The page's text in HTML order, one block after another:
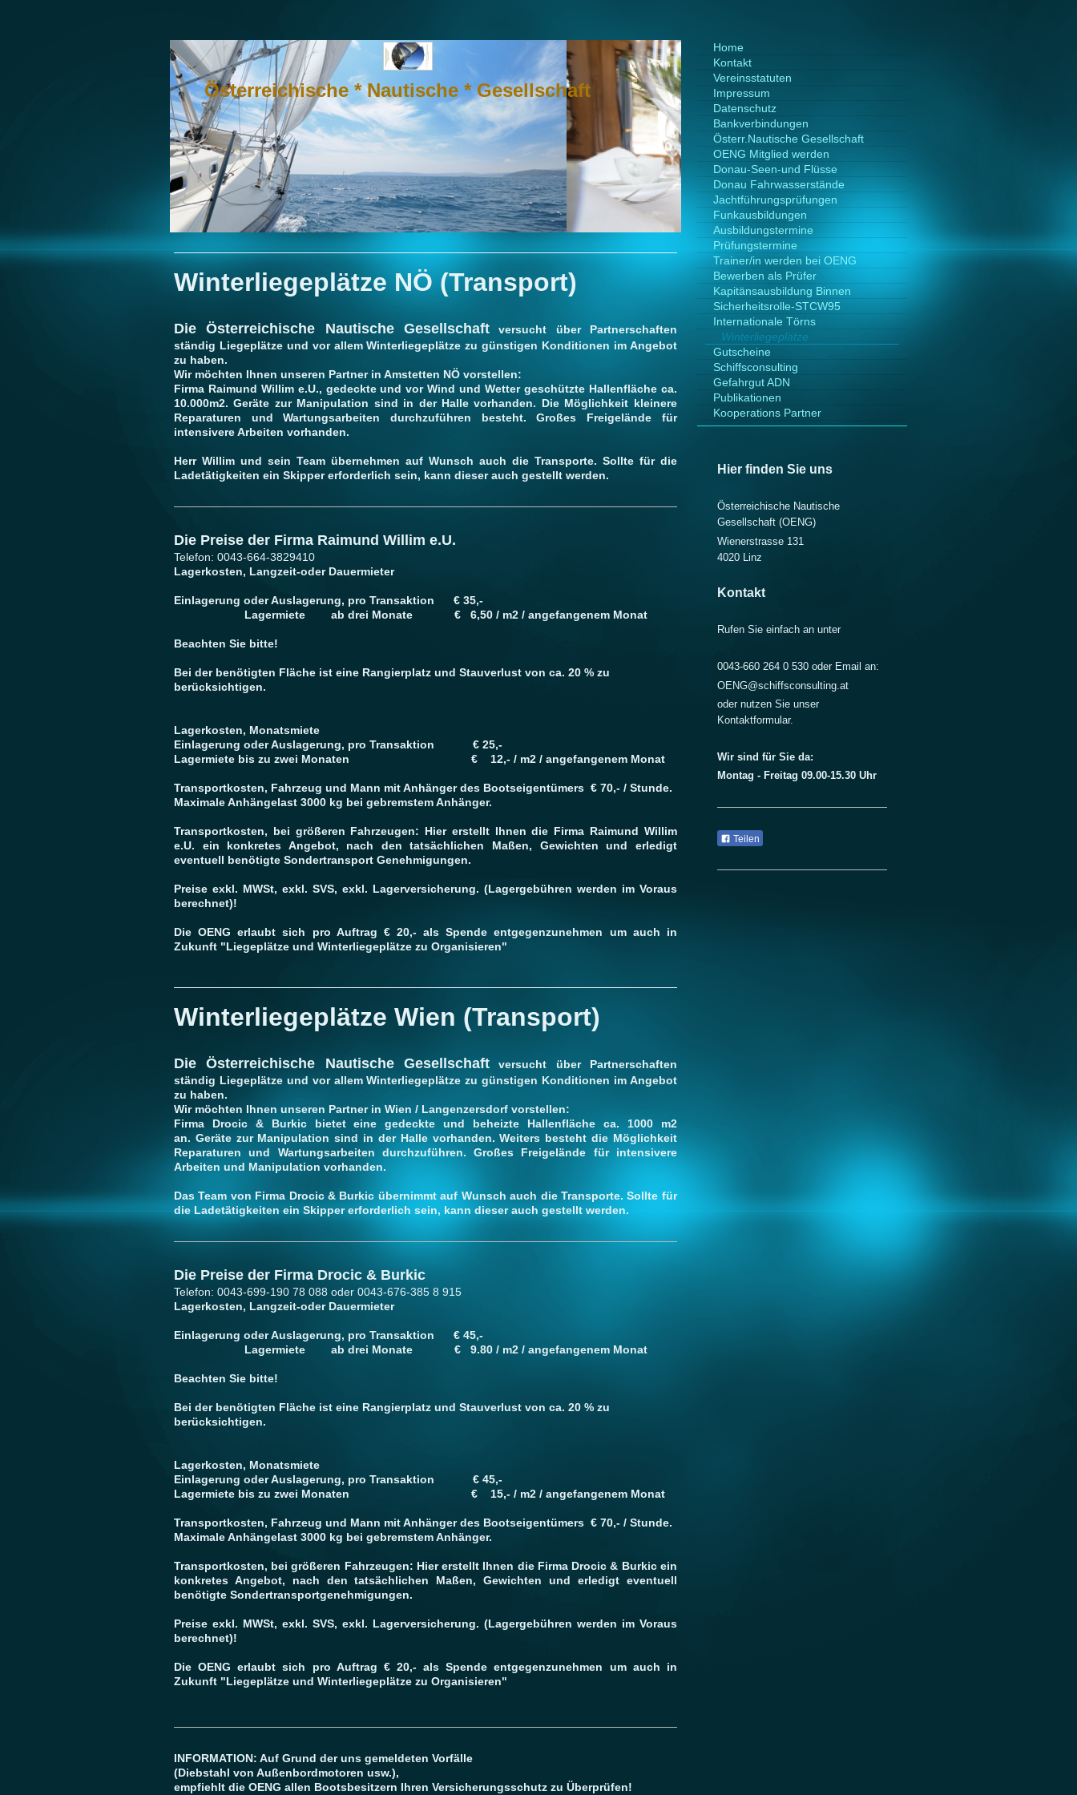
Österreichische * Nautische * Gesellschaft
Winterliegeplätze NÖ (Transport)
Die Österreichische Nautische Gesellschaftversucht über Partnerschaften
ständig Liegeplätze und vor allem Winterliegeplätze zu günstigen Konditionen im Angebot
zu haben.
Wir möchten Ihnen unseren Partner in Amstetten NÖ vorstellen:
Firma Raimund Willim e.U., gedeckte und vor Wind und Wetter geschützte Hallenfläche ca.
10.000m2. Geräte zur Manipulation sind in der Halle vorhanden. Die Möglichkeit kleinere
Reparaturen und Wartungsarbeiten durchzuführen besteht. Großes Freigelände für
intensivere Arbeiten vorhanden.
Herr Willim und sein Team übernehmen auf Wunsch auch die Transporte. Sollte für die
Ladetätigkeiten ein Skipper erforderlich sein, kann dieser auch gestellt werden.
Die Preise der Firma Raimund Willim e.U.
Telefon: 0043-664-3829410
Lagerkosten, Langzeit-oder Dauermieter
Einlagerung oder Auslagerung, pro Transaktion € 35,-
Lagermiete ab drei Monate € 6,50 / m2 / angefangenem Monat
Beachten Sie bitte!
Bei der benötigten Fläche ist eine Rangierplatz und Stauverlust von ca. 20 % zu
berücksichtigen.
Lagerkosten, Monatsmiete
Einlagerung oder Auslagerung, pro Transaktion € 25,-
Lagermiete bis zu zwei Monaten € 12,- / m2 / angefangenem Monat
Transportkosten, Fahrzeug und Mann mit Anhänger des Bootseigentümers € 70,- / Stunde.
Maximale Anhängelast 3000 kg bei gebremstem Anhänger.
Transportkosten, bei größeren Fahrzeugen: Hier erstellt Ihnen die Firma Raimund Willim
e.U. ein konkretes Angebot, nach den tatsächlichen Maßen, Gewichten und erledigt
eventuell benötigte Sondertransport Genehmigungen.
Preise exkl. MWSt, exkl. SVS, exkl. Lagerversicherung. (Lagergebühren werden im Voraus
berechnet)!
Die OENG erlaubt sich pro Auftrag € 20,- als Spende entgegenzunehmen um auch in
Zukunft "Liegeplätze und Winterliegeplätze zu Organisieren"
Winterliegeplätze Wien (Transport)
Die Österreichische Nautische Gesellschaftversucht über Partnerschaften
ständig Liegeplätze und vor allem Winterliegeplätze zu günstigen Konditionen im Angebot
zu haben.
Wir möchten Ihnen unseren Partner in Wien / Langenzersdorf vorstellen:
Firma Drocic & Burkic bietet eine gedeckte und beheizte Hallenfläche ca. 1000 m2
an. Geräte zur Manipulation sind in der Halle vorhanden. Weiters besteht die Möglichkeit
Reparaturen und Wartungsarbeiten durchzuführen. Großes Freigelände für intensivere
Arbeiten und Manipulation vorhanden.
Das Team von Firma Drocic & Burkic übernimmt auf Wunsch auch die Transporte. Sollte für
die Ladetätigkeiten ein Skipper erforderlich sein, kann dieser auch gestellt werden.
Die Preise der Firma Drocic & Burkic
Telefon: 0043-699-190 78 088 oder 0043-676-385 8 915
Lagerkosten, Langzeit-oder Dauermieter
Einlagerung oder Auslagerung, pro Transaktion € 45,-
Lagermiete ab drei Monate € 9.80 / m2 / angefangenem Monat
Beachten Sie bitte!
Bei der benötigten Fläche ist eine Rangierplatz und Stauverlust von ca. 20 % zu
berücksichtigen.
Lagerkosten, Monatsmiete
Einlagerung oder Auslagerung, pro Transaktion € 45,-
Lagermiete bis zu zwei Monaten € 15,- / m2 / angefangenem Monat
Transportkosten, Fahrzeug und Mann mit Anhänger des Bootseigentümers € 70,- / Stunde.
Maximale Anhängelast 3000 kg bei gebremstem Anhänger.
Transportkosten, bei größeren Fahrzeugen: Hier erstellt Ihnen die Firma Drocic & Burkic ein
konkretes Angebot, nach den tatsächlichen Maßen, Gewichten und erledigt eventuell
benötigte Sondertransportgenehmigungen.
Preise exkl. MWSt, exkl. SVS, exkl. Lagerversicherung. (Lagergebühren werden im Voraus
berechnet)!
Die OENG erlaubt sich pro Auftrag € 20,- als Spende entgegenzunehmen um auch in
Zukunft "Liegeplätze und Winterliegeplätze zu Organisieren"
INFORMATION: Auf Grund der uns gemeldeten Vorfälle
(Diebstahl von Außenbordmotoren usw.),
empfiehlt die OENG allen Bootsbesitzern Ihren Versicherungsschutz zu Überprüfen!
Home
Kontakt
Vereinsstatuten
Impressum
Datenschutz
Bankverbindungen
Österr.Nautische Gesellschaft
OENG Mitglied werden
Donau-Seen-und Flüsse
Donau Fahrwasserstände
Jachtführungsprüfungen
Funkausbildungen
Ausbildungstermine
Prüfungstermine
Trainer/in werden bei OENG
Bewerben als Prüfer
Kapitänsausbildung Binnen
Sicherheitsrolle-STCW95
Internationale Törns
Winterliegeplätze
Gutscheine
Schiffsconsulting
Gefahrgut ADN
Publikationen
Kooperations Partner
Hier finden Sie uns
Österreichische Nautische
Gesellschaft (OENG)
Wienerstrasse 131
4020 Linz
Kontakt
Rufen Sie einfach an unter
0043-660 264 0 530 oder Email an:
OENG@schiffsconsulting.at
oder nutzen Sie unser
Kontaktformular.
Wir sind für Sie da:
Montag - Freitag 09.00-15.30 Uhr
Teilen